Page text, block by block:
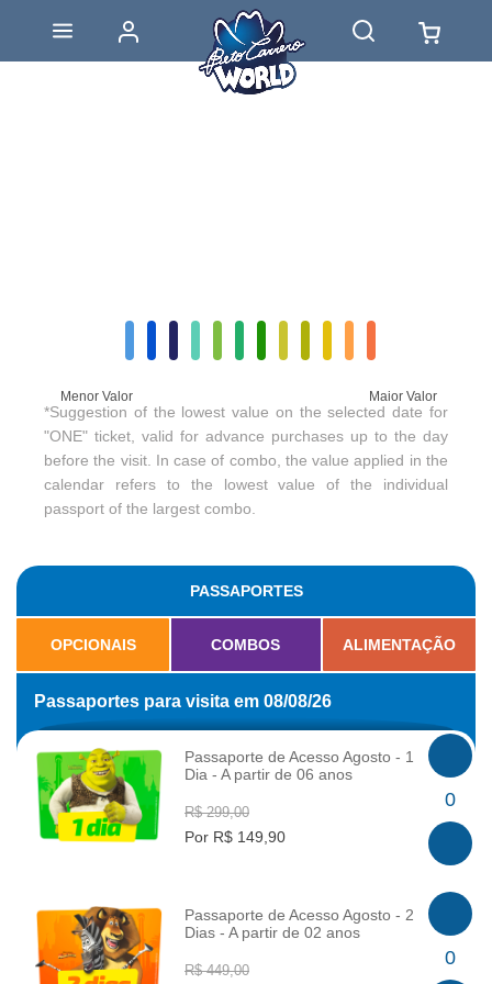
Menor Valor Maior Valor
*Suggestion of the lowest value on the selected date for
"ONE" ticket, valid for advance purchases up to the day
before the visit. In case of combo, the value applied in the
calendar refers to the lowest value of the individual
passport of the largest combo.
PASSAPORTES
OPCIONAIS COMBOS ALIMENTAÇÃO
Passaportes para visita em 08/08/26
INFO
Passaporte de Acesso Agosto - 1
Dia - A partir de 06 anos
R$ 299,00
Por R$ 149,90
0
INFO
Passaporte de Acesso Agosto - 2
Dias - A partir de 02 anos
R$ 449,00
0